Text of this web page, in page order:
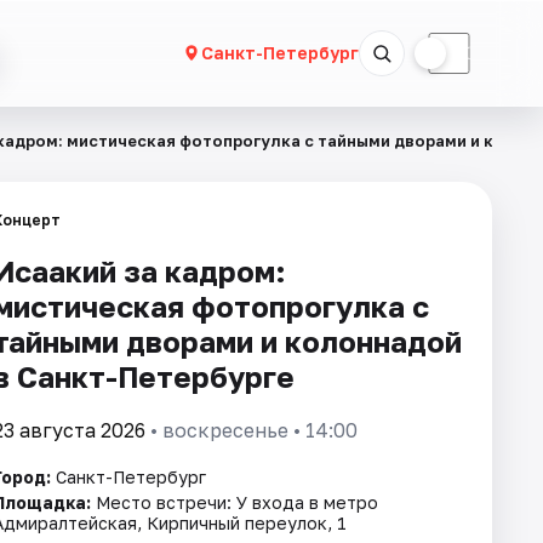
Санкт-Петербург ☾
мистическая фотопрогулка с тайными дворами и
за кадром:
фотопрогулка с
дворами и колоннадой
Санкт-Петербурге
августа 2026 • воскресенье • 14:00
Санкт-Петербург
Место встречи: У входа в метро
Кирпичный переулок, 1